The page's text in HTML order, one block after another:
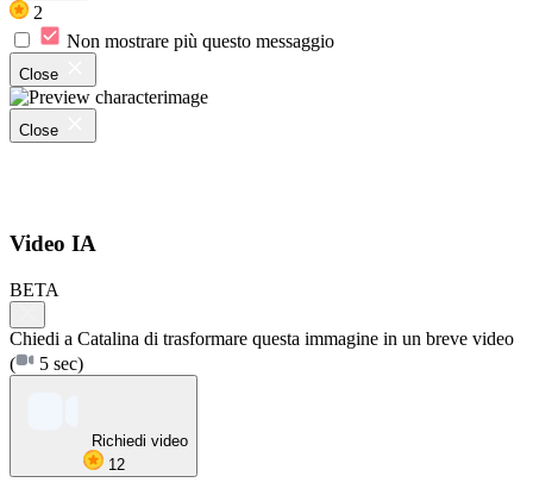
2
Non mostrare più questo messaggio
Close
Close
Video IA
BETA
Chiedi a Catalina di trasformare questa immagine in un breve video
(
5 sec)
Richiedi video
12